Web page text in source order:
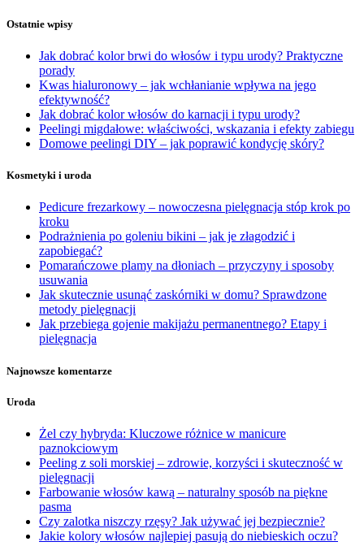
Ostatnie wpisy
Jak dobrać kolor brwi do włosów i typu urody? Praktyczne
porady
Kwas hialuronowy – jak wchłanianie wpływa na jego
efektywność?
Jak dobrać kolor włosów do karnacji i typu urody?
Peelingi migdałowe: właściwości, wskazania i efekty zabiegu
Domowe peelingi DIY – jak poprawić kondycję skóry?
Kosmetyki i uroda
Pedicure frezarkowy – nowoczesna pielęgnacja stóp krok po
kroku
Podrażnienia po goleniu bikini – jak je złagodzić i
zapobiegać?
Pomarańczowe plamy na dłoniach – przyczyny i sposoby
usuwania
Jak skutecznie usunąć zaskórniki w domu? Sprawdzone
metody pielęgnacji
Jak przebiega gojenie makijażu permanentnego? Etapy i
pielęgnacja
Najnowsze komentarze
Uroda
Żel czy hybryda: Kluczowe różnice w manicure
paznokciowym
Peeling z soli morskiej – zdrowie, korzyści i skuteczność w
pielęgnacji
Farbowanie włosów kawą – naturalny sposób na piękne
pasma
Czy zalotka niszczy rzęsy? Jak używać jej bezpiecznie?
Jakie kolory włosów najlepiej pasują do niebieskich oczu?